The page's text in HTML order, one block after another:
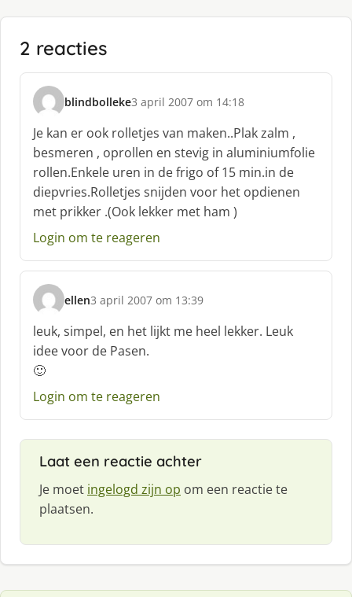
2 reacties
blindbolleke
s
c
h
r
e
e
f
3 april 2007 om 14:18
Je kan er ook rolletjes van maken..Plak zalm ,
besmeren , oprollen en stevig in aluminiumfolie
rollen.Enkele uren in de frigo of 15 min.in de
diepvries.Rolletjes snijden voor het opdienen
met prikker .(Ook lekker met ham )
Login om te reageren
ellen
s
c
h
r
e
e
:
3 april 2007 om 13:39
leuk, simpel, en het lijkt me heel lekker. Leuk
idee voor de Pasen.
🙂
Login om te reageren
Laat een reactie achter
Je moet ingelogd zijn op om een reactie te
plaatsen.